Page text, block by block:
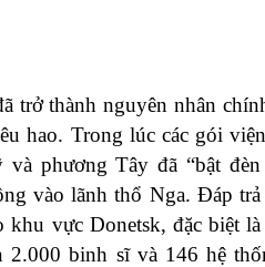
trở thành nguyên nhân
hao. Trong lúc các gói
phương Tây đã “bật
vào lãnh thổ Nga. Đáp
khu vực Donetsk, đặc biệt
2.000 binh sĩ và 146 hệ